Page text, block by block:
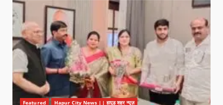
Featured Hapur City News || हापुड़ शहर न्यूज़